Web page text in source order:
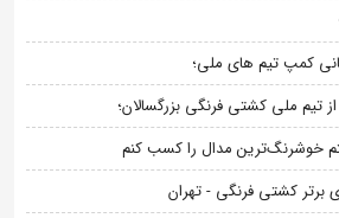
تیم ملی کشتی فرنگی بزرگسالان؛
خوشرنگ‌ترین مدال را کسب کنم
برتر کشتی فرنگی - تهران